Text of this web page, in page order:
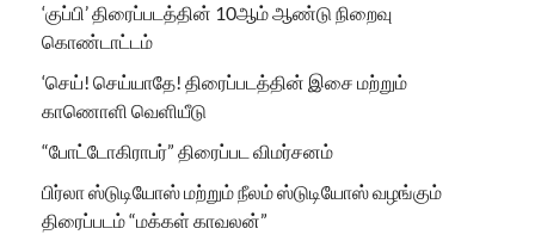
‘குப்பி’ திரைப்படத்தின் 10ஆம் ஆண்டு நிறைவு
கொண்டாட்டம்
‘செய்! செய்யாதே! திரைப்படத்தின் இசை மற்றும்
காணொளி வெளியீடு
“போட்டோகிராபர்” திரைப்பட விமர்சனம்
பிர்லா ஸ்டுடியோஸ் மற்றும் நீலம் ஸ்டுடியோஸ் வழங்கும்
திரைப்படம் “மக்கள் காவலன்”